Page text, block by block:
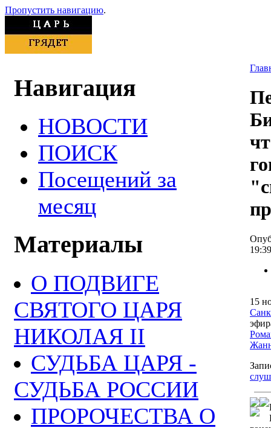
Пропустить навигацию.
Навигация
НОВОСТИ
ПОИСК
Посещений за
месяц
Материалы
О ПОДВИГЕ
СВЯТОГО ЦАРЯ
НИКОЛАЯ II
СУДЬБА ЦАРЯ -
СУДЬБА РОССИИ
ПРОРОЧЕСТВА О
15